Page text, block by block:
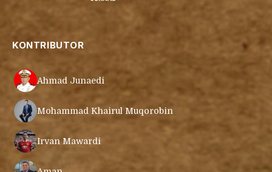
KONTRIBUTOR
Ahmad Junaedi
Mohammad Khairul Muqorobin
Irvan Mawardi